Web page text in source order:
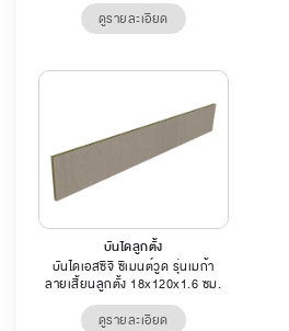
ดูรายละเอียด
บันไดลูกตั้ง
บันไดเอสซีจี ซีเมนต์วูด รุ่นเมก้า
ลายเสี้ยนลูกตั้ง 18x120x1.6 ซม.
ดูรายละเอียด